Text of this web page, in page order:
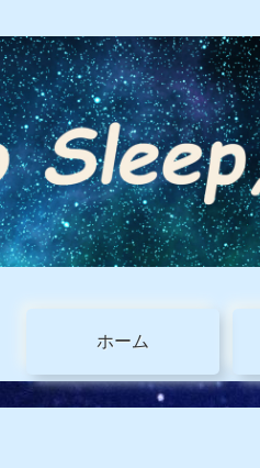
ホーム